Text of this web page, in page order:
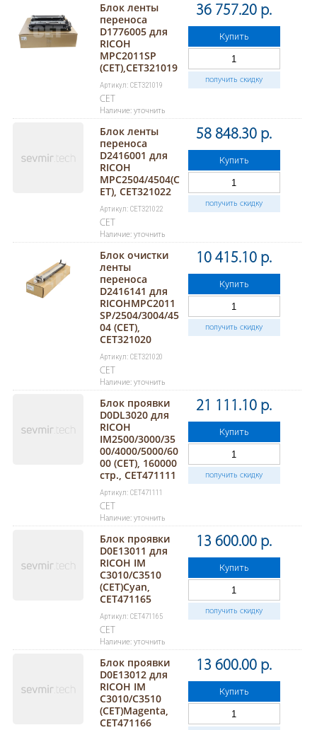
Блок ленты
переноса
D1776005 для
RICOH
MPC2011SP
(CET),CET321019
Артикул: CET321019
CET
Наличие: уточнить
36 757.20 р.
Купить
получить скидку
Блок ленты
переноса
D2416001 для
RICOH
MPC2504/4504(C
ET), CET321022
Артикул: CET321022
CET
Наличие: уточнить
58 848.30 р.
Купить
получить скидку
Блок очистки
ленты
переноса
D2416141 для
RICOHMPC2011
SP/2504/3004/45
04 (CET),
CET321020
Артикул: CET321020
CET
Наличие: уточнить
10 415.10 р.
Купить
получить скидку
Блок проявки
D0DL3020 для
RICOH
IM2500/3000/35
00/4000/5000/60
00 (CET), 160000
стр., CET471111
Артикул: CET471111
CET
Наличие: уточнить
21 111.10 р.
Купить
получить скидку
Блок проявки
D0E13011 для
RICOH IM
C3010/C3510
(CET)Cyan,
CET471165
Артикул: CET471165
CET
Наличие: уточнить
13 600.00 р.
Купить
получить скидку
Блок проявки
D0E13012 для
RICOH IM
C3010/C3510
(CET)Magenta,
CET471166
13 600.00 р.
Купить